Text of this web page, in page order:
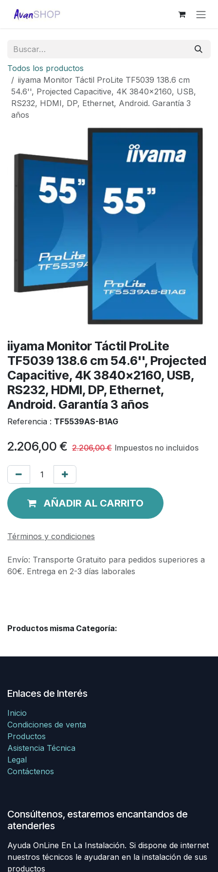
Todos los productos
iiyama Monitor Táctil ProLite TF5039 138.6 cm
54.6'', Projected Capacitive, 4K 3840x2160, USB,
RS232, HDMI, DP, Ethernet, Android. Garantía 3
años
iiyama Monitor Táctil ProLite
TF5039 138.6 cm 54.6'', Projected
Capacitive, 4K 3840x2160, USB,
RS232, HDMI, DP, Ethernet,
Android. Garantía 3 años
Referencia : TF5539AS-B1AG
2.206,00 € 2.206,00€ Impuestos no incluidos
AÑADIR AL CARRITO
Términos y condiciones
Envío: Transporte Gratuito para pedidos superiores a
60€. Entrega en 2-3 días laborales
Productos misma Categoría:
Enlaces de Interés
Inicio
Condiciones de venta
Productos
Asistencia Técnica
Legal
Contáctenos
Consúltenos, estaremos encantandos de
atenderles
Ayuda OnLine En La Instalación. Si dispone de internet
nuestros técnicos le ayudaran en la instalación de sus
productos